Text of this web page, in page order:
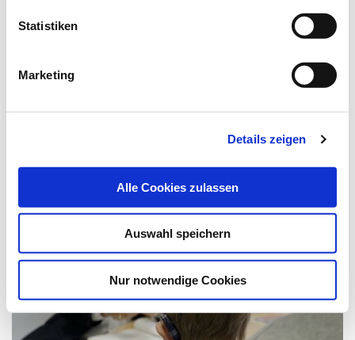
Statistiken
Marketing
Details zeigen
Alle Cookies zulassen
Auswahl speichern
Nur notwendige Cookies
Das könnte Sie auch interessieren: